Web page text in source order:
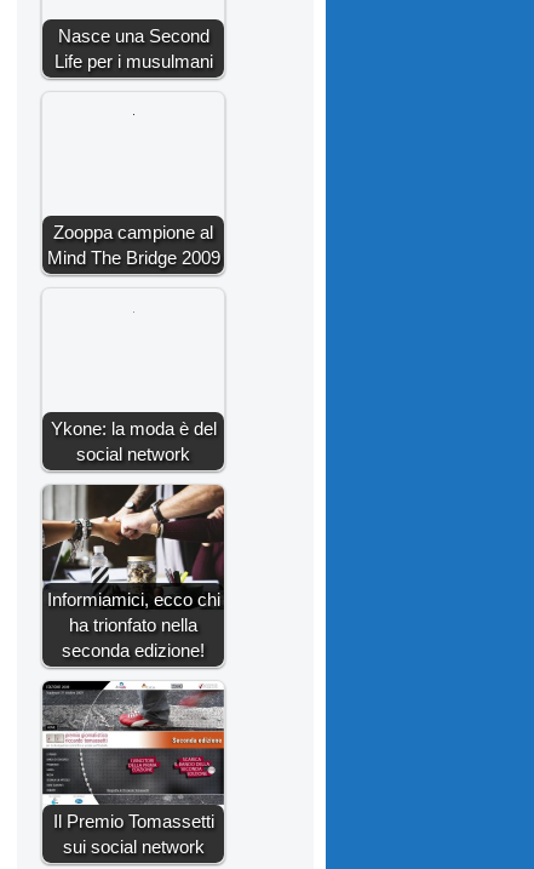
Nasce una Second
Life per i musulmani
Zooppa campione al
Mind The Bridge 2009
Ykone: la moda è del
social network
Informiamici, ecco chi
ha trionfato nella
seconda edizione!
Il Premio Tomassetti
sui social network